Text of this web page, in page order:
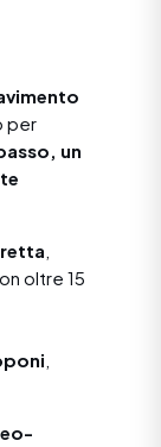
per
un
oltre 15